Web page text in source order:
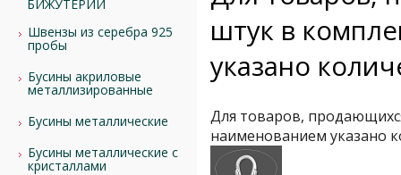
БИЖУТЕРИИ
Швензы из серебра 925
пробы
Бусины акриловые
металлизированные
Бусины металлические
Бусины металлические с
кристаллами
штук в
указано
Для товаров,
наименованием указано